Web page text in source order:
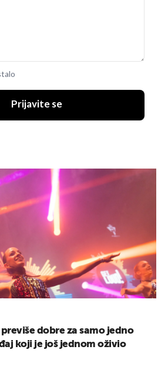
Prijavite se
dobre za samo jedno
koji je još jednom oživio